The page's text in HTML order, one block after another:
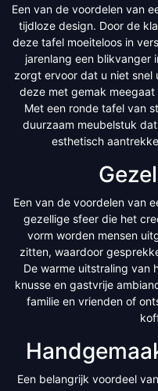
Een van de voordelen van
tijdloze design. Door de
deze tafel moeiteloos in
jarenlang een blikvanger
zorgt ervoor dat u niet
deze met gemak
Met een ronde tafel van
duurzaam meubelstuk
esthetisch
Een van de voordelen van
gezellige sfeer die het
vorm worden mensen
zitten, waardoor
De warme uitstraling van
knusse en gastvrije
familie en vrienden of
Een belangrijk voordeel